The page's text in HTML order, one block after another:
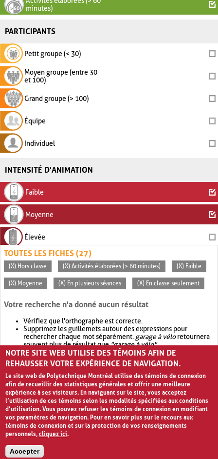
minutes)
PARTICIPANTS
Petit groupe (< 30)
Moyen groupe (entre 30
et 100)
Grand groupe (> 100)
Équipe
Individuel
INTENSITÉ D'ANIMATION
Faible
Moyenne
Élevée
TOUTES LES FICHES (27)
(X) Hors classe (X) Activités élaborées (> 60 minutes) (X) Faible
(X) Moyenne (X) En plusieurs séances (X) En classe seulement
Votre recherche n'a donné aucun résultat
Vérifiez que l'orthographe est correcte.
Supprimez les guillemets autour des expressions pour
rechercher chaque mot séparément. garage à véloretournera
souvent plus de résultat que"garage à vélo".
Envisagez d'élargir votre recherche avec OR.garage OR vélo
retournera souvent plus de résultat quegarage à vélo
NOTRE SITE WEB UTILISE DES TÉMOINS AFIN DE
REHAUSSER VOTRE EXPÉRIENCE DE NAVIGATION.
Le site web de Polytechnique Montréal utilise des témoins de connexion
afin de recueillir des statistiques générales et offrir une meilleure
expérience à ses visiteurs. En naviguant sur le site, vous acceptez
l’utilisation de ces témoins selon les modalités spécifiées aux conditions
d’utilisation. Vous pouvez refuser les témoins de connexion en modifiant
vos paramètres de navigation. Pour en savoir plus sur le recours aux
témoins de connexion et sur la protection de vos renseignements
personnels,cliquez ici.
Accepter